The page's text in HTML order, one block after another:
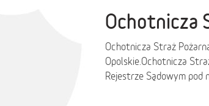
Ochotnicza
Ochotnicza Straż
Opolskie.Ochotnicza
Rejestrze Sądowym